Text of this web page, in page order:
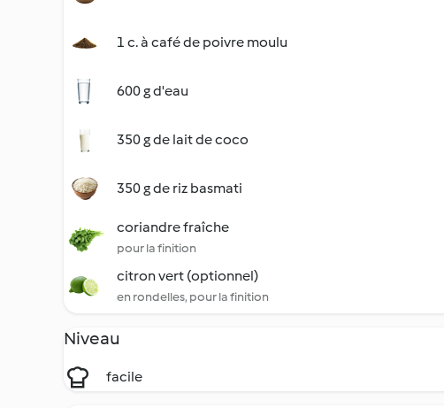
1 c. à café de poivre moulu
600 g d'eau
350 g de lait de coco
350 g de riz basmati
coriandre fraîche
pour la finition
citron vert (optionnel)
en rondelles, pour la finition
Niveau
facile